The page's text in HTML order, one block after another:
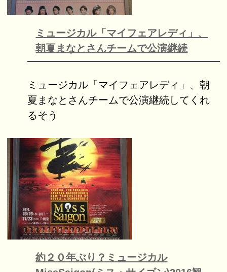
ミュージカル「マイフェアレディ」、
朝夏まなとさんチームで公演継続
ミュージカル「マイフェアレディ」、朝
夏まなとさんチームで公演継続してくれ
るそう
約２０年ぶり？ミュージカル